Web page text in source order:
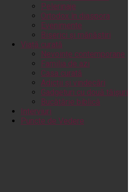
Pelerinaje
Ortodox în diaspora
Evenimente
Biserici și mănăstiri
Viață curată
Nevoințe contemporane
Familia de azi
Casa curată
Adicții și vindecări
Gadgeturi cu două tăișuri
Bucătărie biblică
Interviuri
Puncte de Vedere